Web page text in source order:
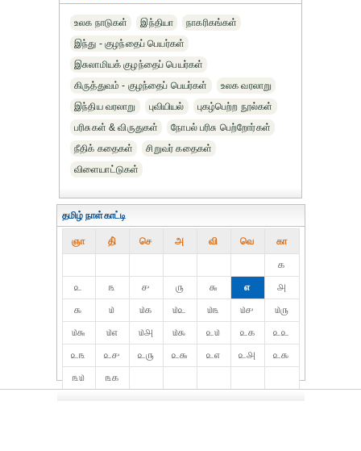
உலக நாடுகள் இந்தியா
நாகரிகங்கள்
இந்து - குழந்தைப் பெயர்கள்
இசுலாமியக் குழந்தைப் பெயர்கள்
கிருத்துவம் - குழந்தைப் பெயர்கள்
உலக வரலாறு
இந்திய வரலாறு
புவியியல்
புகழ்பெற்ற நூல்கள்
பரிசுகள் & விருதுகள்
நோபல் பரிசு‎ பெற்றோர்‎கள்
நீதிக் கதைகள்
சிறுவர் கதைகள்
விளையாட்டுகள்
தமிழ் நாள்காட்டி
ஞா தி் செ அ வி வெ கா
௧
௨
௩ ௪ ௫ ௬ ௭
௮
௯
௰ ௰௧ ௰௨ ௰௩ ௰௪
௰௫
௰௬
௰௭ ௰௮ ௰௯ ௨௰ ௨௧
௨௨
௨௩
௨௪ ௨௫ ௨௬ ௨௭ ௨௮
௨௯
௩௰
௩௧